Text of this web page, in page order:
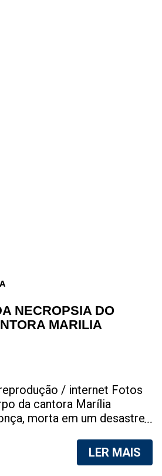
NECROPSIA DO
MARILIA
/ internet Fotos
da cantora Marília
morta em um desastre
vazadas na internet. A
de fotos do corpo de
LER MAIS